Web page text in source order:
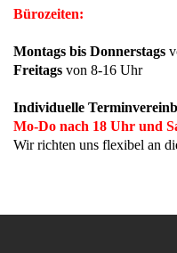
Bürozeiten:
Montags bis Donnerstags
Freitags von 8-16 Uhr
Individuelle
Mo-Do nach 18 Uhr und
Wir richten uns flexibel an